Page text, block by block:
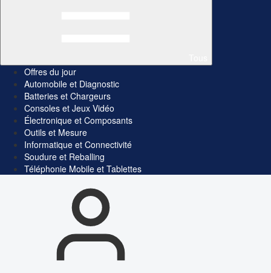
Offres du jour
Automobile et Diagnostic
Batteries et Chargeurs
Consoles et Jeux Vidéo
Électronique et Composants
Outils et Mesure
Informatique et Connectivité
Soudure et Reballing
Téléphonie Mobile et Tablettes